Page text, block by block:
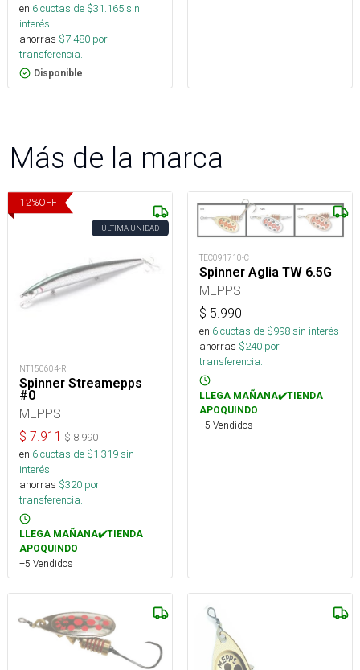
en 6cuotas de $31.165sin
interés
ahorras $7.480 por
transferencia.
Disponible
Más de la marca
12%OFF
ÚLTIMA UNIDAD
NT150604-R
Spinner Streamepps
#0
MEPPS
$ 7.911 $8.990
en 6cuotas de $1.319sin
interés
ahorras $320 por
transferencia.
LLEGA MAÑANA✔️TIENDA
APOQUINDO
+5 Vendidos
TEC091710-C
Spinner Aglia TW 6.5G
MEPPS
$ 5.990
en 6cuotas de $998sin interés
ahorras $240 por
transferencia.
LLEGA MAÑANA✔️TIENDA
APOQUINDO
+5 Vendidos